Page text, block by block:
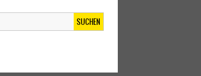
SUCHEN